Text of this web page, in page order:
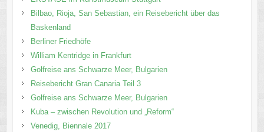
Bilbao, Rioja, San Sebastian, ein Reisebericht über das
Baskenland
Berliner Friedhöfe
William Kentridge in Frankfurt
Golfreise ans Schwarze Meer, Bulgarien
Reisebericht Gran Canaria Teil 3
Golfreise ans Schwarze Meer, Bulgarien
Kuba – zwischen Revolution und „Reform“
Venedig, Biennale 2017